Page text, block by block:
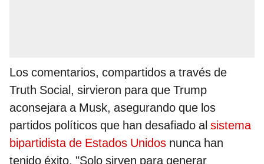
Los comentarios, compartidos a través de
Truth Social, sirvieron para que Trump
aconsejara a Musk, asegurando que los
partidos políticos que han desafiado al sistema
bipartidista de Estados Unidos nunca han
tenido éxito. "Solo sirven para generar